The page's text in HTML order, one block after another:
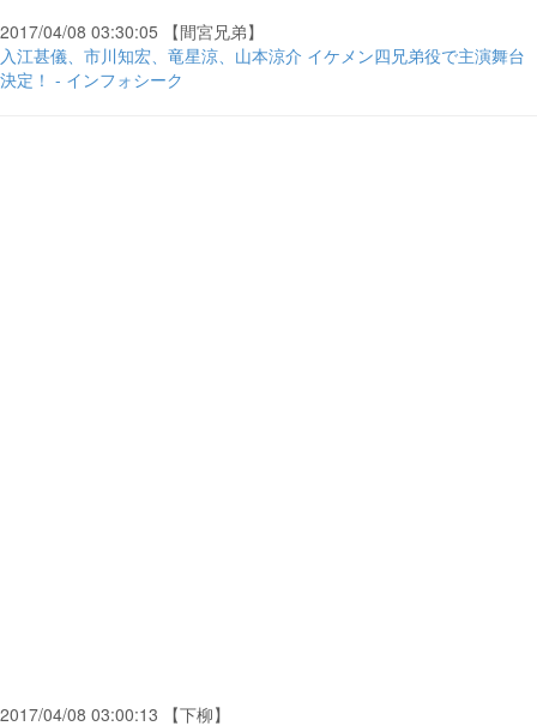
2017/04/08 03:30:05 【間宮兄弟】
入江甚儀、市川知宏、竜星涼、山本涼介 イケメン四兄弟役で主演舞台
決定！ - インフォシーク
2017/04/08 03:00:13 【下柳】